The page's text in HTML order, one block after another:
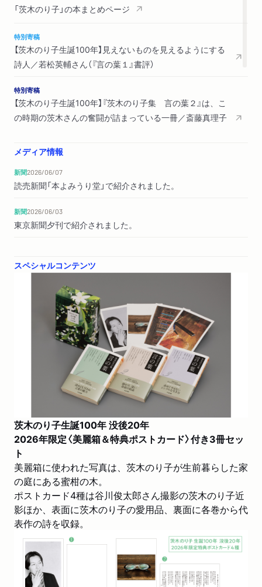
「茨木のり子」の本まとめページ
特別寄稿
【茨木のり子生誕100年】見えないものを見えるようにする
詩人／若松英輔さん（『言の葉１』書評）
特別寄稿
【茨木のり子生誕100年】『茨木のり子集 言の葉２』は、こ
の時期の茨木さんの奮闘が詰まっている一冊／斎藤真理子
特別寄稿
【茨木のり子生誕100年】生前最後の刊行となった『倚りか
からず』には、茨木の生きてきた時代と人生が刻印されて
メディア情報
新聞2026/06/07
読売新聞「本よみうり堂」で紹介されました。
新聞2026/06/03
東京新聞夕刊で紹介されました。
スペシャルコンテンツ
茨木のり子生誕100年 没後20年
2026年限定〈美麗箱＆特典ポストカード〉付き3冊セッ
ト
美麗箱に使われた写真は、茨木のり子が生前暮らした家
の庭にある蜜柑の木。
ポストカード4種は谷川俊太郎さん撮影の茨木のり子近
影ほか、表面に茨木のり子の愛用品、裏面に各巻から代
表作の詩を収録。